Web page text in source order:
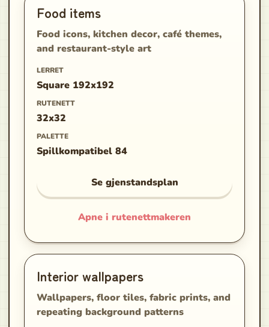
Food items
Food icons, kitchen decor, café themes,
and restaurant-style art
LERRET
Square 192x192
RUTENETT
32x32
PALETTE
Spillkompatibel 84
Se gjenstandsplan
Apne i rutenettmakeren
Interior wallpapers
Wallpapers, floor tiles, fabric prints, and
repeating background patterns